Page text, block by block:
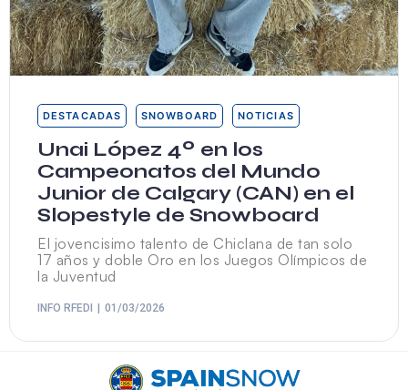
DESTACADAS SNOWBOARD NOTICIAS
Unai López 4º en los
Campeonatos del Mundo
Junior de Calgary (CAN) en el
Slopestyle de Snowboard
El jovencisimo talento de Chiclana de tan solo
17 años y doble Oro en los Juegos Olímpicos de
la Juventud
INFO RFEDI 01/03/2026